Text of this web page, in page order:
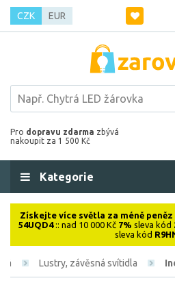
CZK EUR
Pro dopravu zdarma zbývá
nakoupit za 1 500 Kč
Kategorie
Získejte více světla za méně peněz
54UQD4:: nad 10 000 Kč 7% sleva kód
sleva kód
Lustry, závěsná svítidla